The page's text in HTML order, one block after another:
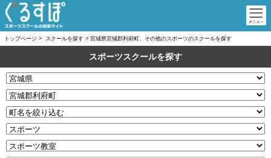
トップページ > スクールを探す > 宮城県宮城郡利府町、その他のスポーツのスクールを探す
スポーツスクールを探す